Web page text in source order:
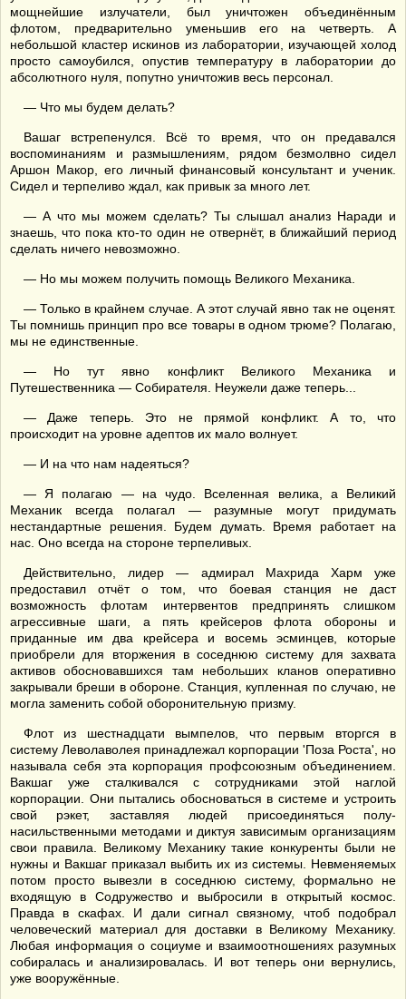
мощнейшие излучатели, был уничтожен объединённым
флотом, предварительно уменьшив его на четверть. А
небольшой кластер искинов из лаборатории, изучающей холод
просто самоубился, опустив температуру в лаборатории до
абсолютного нуля, попутно уничтожив весь персонал.
— Что мы будем делать?
Вашаг встрепенулся. Всё то время, что он предавался
воспоминаниям и размышлениям, рядом безмолвно сидел
Аршон Макор, его личный финансовый консультант и ученик.
Сидел и терпеливо ждал, как привык за много лет.
— А что мы можем сделать? Ты слышал анализ Наради и
знаешь, что пока кто-то один не отвернёт, в ближайший период
сделать ничего невозможно.
— Но мы можем получить помощь Великого Механика.
— Только в крайнем случае. А этот случай явно так не оценят.
Ты помнишь принцип про все товары в одном трюме? Полагаю,
мы не единственные.
— Но тут явно конфликт Великого Механика и
Путешественника — Собирателя. Неужели даже теперь...
— Даже теперь. Это не прямой конфликт. А то, что
происходит на уровне адептов их мало волнует.
— И на что нам надеяться?
— Я полагаю — на чудо. Вселенная велика, а Великий
Механик всегда полагал — разумные могут придумать
нестандартные решения. Будем думать. Время работает на
нас. Оно всегда на стороне терпеливых.
Действительно, лидер — адмирал Махрида Харм уже
предоставил отчёт о том, что боевая станция не даст
возможность флотам интервентов предпринять слишком
агрессивные шаги, а пять крейсеров флота обороны и
приданные им два крейсера и восемь эсминцев, которые
приобрели для вторжения в соседнюю систему для захвата
активов обосновавшихся там небольших кланов оперативно
закрывали бреши в обороне. Станция, купленная по случаю, не
могла заменить собой оборонительную призму.
Флот из шестнадцати вымпелов, что первым вторгся в
систему Леволаволея принадлежал корпорации 'Поза Роста', но
называла себя эта корпорация профсоюзным объединением.
Вакшаг уже сталкивался с сотрудниками этой наглой
корпорации. Они пытались обосноваться в системе и устроить
свой рэкет, заставляя людей присоединяться полу-
насильственными методами и диктуя зависимым организациям
свои правила. Великому Механику такие конкуренты были не
нужны и Вакшаг приказал выбить их из системы. Невменяемых
потом просто вывезли в соседнюю систему, формально не
входящую в Содружество и выбросили в открытый космос.
Правда в скафах. И дали сигнал связному, чтоб подобрал
человеческий материал для доставки в Великому Механику.
Любая информация о социуме и взаимоотношениях разумных
собиралась и анализировалась. И вот теперь они вернулись,
уже вооружённые.